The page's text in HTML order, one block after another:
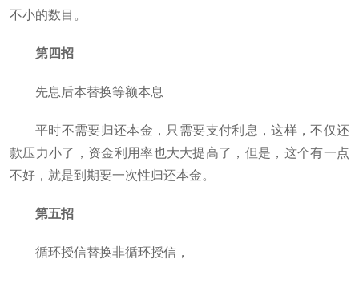
不小的数目。
第四招
先息后本替换等额本息
平时不需要归还本金，只需要支付利息，这样，不仅还
款压力小了，资金利用率也大大提高了，但是，这个有一点
不好，就是到期要一次性归还本金。
第五招
循环授信替换非循环授信，